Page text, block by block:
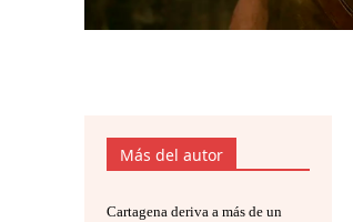
Más del autor
Cartagena deriva a más de un